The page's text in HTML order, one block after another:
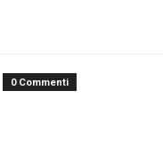
0 Commenti